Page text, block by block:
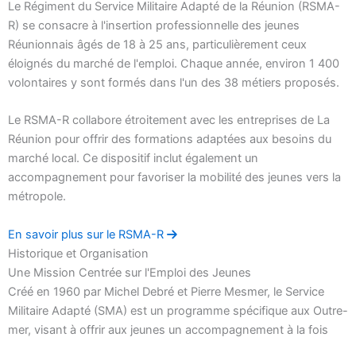
Le Régiment du Service Militaire Adapté de la Réunion (RSMA-
R) se consacre à l'insertion professionnelle des jeunes
Réunionnais âgés de 18 à 25 ans, particulièrement ceux
éloignés du marché de l'emploi. Chaque année, environ 1 400
volontaires y sont formés dans l'un des 38 métiers proposés.
Le RSMA-R collabore étroitement avec les entreprises de La
Réunion pour offrir des formations adaptées aux besoins du
marché local. Ce dispositif inclut également un
accompagnement pour favoriser la mobilité des jeunes vers la
métropole.
En savoir plus sur le RSMA-R
Historique et Organisation
Une Mission Centrée sur l'Emploi des Jeunes
Créé en 1960 par Michel Debré et Pierre Mesmer, le Service
Militaire Adapté (SMA) est un programme spécifique aux Outre-
mer, visant à offrir aux jeunes un accompagnement à la fois